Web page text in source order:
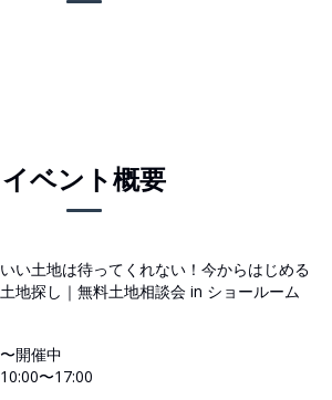
イベント概要
いい土地は待ってくれない！今からはじめる
土地探し｜無料土地相談会 in ショールーム
〜開催中
10:00〜17:00